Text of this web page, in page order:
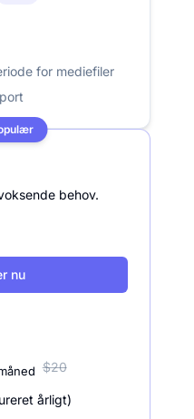
for mediefiler
behov.
nu
$20
årligt)